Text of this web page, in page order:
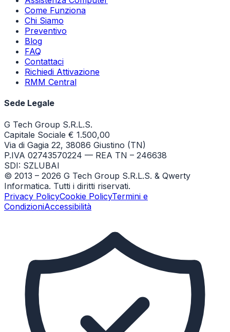
Come Funziona
Chi Siamo
Preventivo
Blog
FAQ
Contattaci
Richiedi Attivazione
RMM Central
Sede Legale
G Tech Group S.R.L.S.
Capitale Sociale € 1.500,00
Via di Gagia 22, 38086 Giustino (TN)
P.IVA 02743570224 — REA TN – 246638
SDI: SZLUBAI
© 2013 – 2026 G Tech Group S.R.L.S. & Qwerty
Informatica. Tutti i diritti riservati.
Privacy PolicyCookie PolicyTermini e
CondizioniAccessibilità